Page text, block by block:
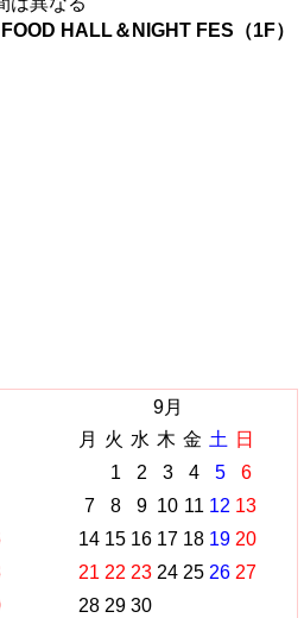
HALL＆NIGHT FES（1F）
9月
月
火 水 木 金 土
日
1
2 3 4 5
6
7
8 9 10 11 12 13
14 15 16 17 18 19 20
21 22 23 24 25 26 27
28 29 30